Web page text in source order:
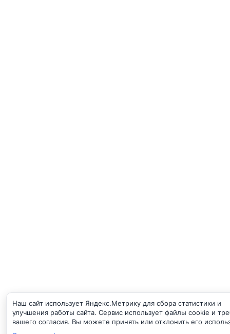
Наш сайт использует Яндекс.Метрику для сбора статистики и
улучшения работы сайта. Сервис использует файлы cookie и
вашего согласия. Вы можете принять или отклонить его